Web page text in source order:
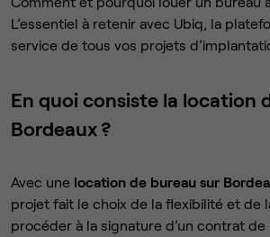
L’essentiel à retenir avec Ubiq, la
service de tous vos projets
En quoi consiste la location
Bordeaux ?
Avec une location de bureau sur
projet fait le choix de la flexibilité et de
procéder à la signature d’un contrat de